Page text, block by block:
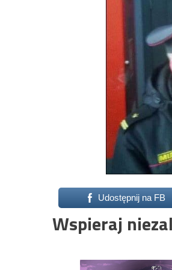
Udostępnij na FB
Wspieraj